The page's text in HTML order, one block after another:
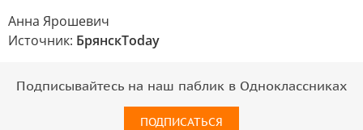
Анна Ярошевич
Источник: БрянскToday
Подписывайтесь на наш паблик в Одноклассниках
ПОДПИСАТЬСЯ